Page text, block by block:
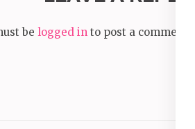
be logged in to post a comment.